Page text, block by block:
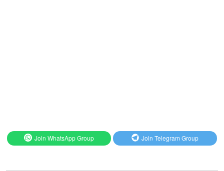
Join WhatsApp Group Join Telegram Group